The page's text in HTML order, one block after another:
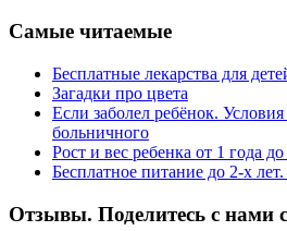
Самые читаемые
Бесплатные лекарства для
Загадки про цвета
Если заболел ребёнок.
больничного
Рост и вес ребенка от 1 года
Бесплатное питание до 2-х
Отзывы. Поделитесь с нами